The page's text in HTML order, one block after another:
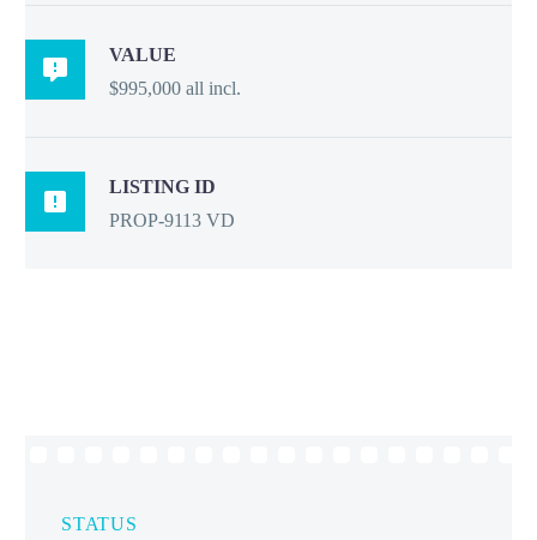

VALUE
$995,000 all incl.

LISTING ID
PROP-9113 VD
STATUS